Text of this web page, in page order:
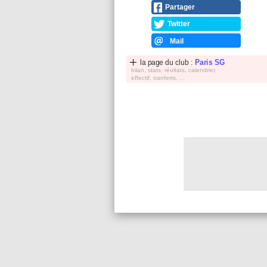
Partager
Twitter
Mail
la page du club : Paris SG
bilan, stats, réultats, calendrier,
effectif, tranferts, ...